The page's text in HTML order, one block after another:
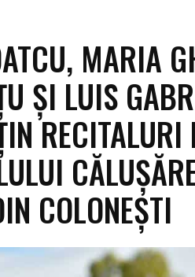
MARIA
ȘI LUIS
COLONEȘTI